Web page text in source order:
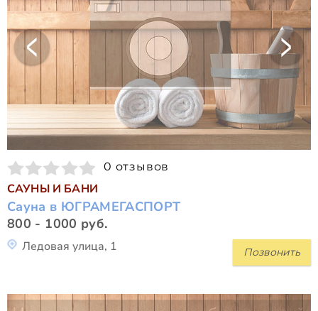
0 отзывов
САУНЫ И БАНИ
Сауна в ЮГРАМЕГАСПОРТ
800 - 1000 руб.
Позвонить
Ледовая улица, 1